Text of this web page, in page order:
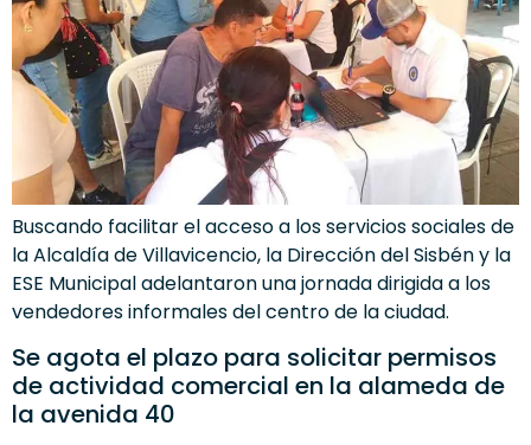
Buscando facilitar el acceso a los servicios sociales de
la Alcaldía de Villavicencio, la Dirección del Sisbén y la
ESE Municipal adelantaron una jornada dirigida a los
vendedores informales del centro de la ciudad.
Se agota el plazo para solicitar permisos
de actividad comercial en la alameda de
la avenida 40